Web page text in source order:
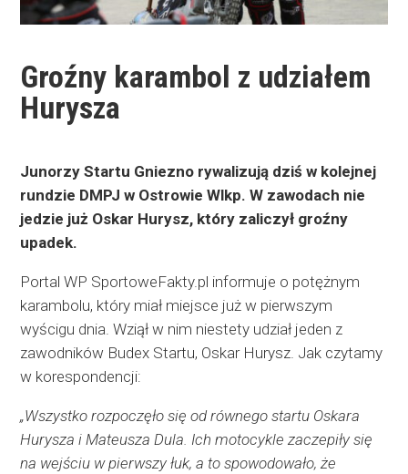
Groźny karambol z udziałem
Hurysza
Junorzy Startu Gniezno rywalizują dziś w kolejnej
rundzie DMPJ w Ostrowie Wlkp. W zawodach nie
jedzie już Oskar Hurysz, który zaliczył groźny
upadek.
Portal WP SportoweFakty.pl informuje o potężnym
karambolu, który miał miejsce już w pierwszym
wyścigu dnia. Wziął w nim niestety udział jeden z
zawodników Budex Startu, Oskar Hurysz. Jak czytamy
w korespondencji:
„Wszystko rozpoczęło się od równego startu Oskara
Hurysza i Mateusza Dula. Ich motocykle zaczepiły się
na wejściu w pierwszy łuk, a to spowodowało, że